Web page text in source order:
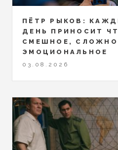
ПЁТР РЫКОВ:
ДЕНЬ ПРИНОСИТ
СМЕШНОЕ,
ЭМОЦИОНАЛЬНОЕ
03.08.2026